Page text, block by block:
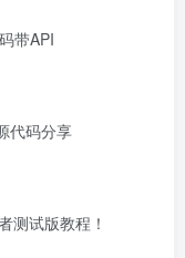
带API
代码分享
测试版教程！